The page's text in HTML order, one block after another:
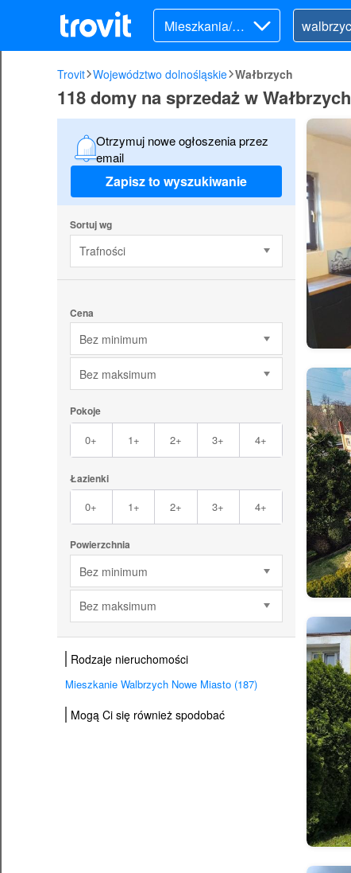
Mieszkania/Do
my (sprzedaż)
Trovit Województwo dolnośląskie Wałbrzych
118 domy na sprzedaż w Wałbrzych
Otrzymuj nowe ogłoszenia przez
email
Zapisz to wyszukiwanie
Sortuj wg
Trafności
Cena
Bez minimum
Bez maksimum
Pokoje
0+ 1+ 2+ 3+ 4+
Łazienki
0+ 1+ 2+ 3+ 4+
Powierzchnia
Bez minimum
Bez maksimum
Rodzaje nieruchomości
Mieszkanie Walbrzych Nowe Miasto (187)
Mogą Ci się również spodobać